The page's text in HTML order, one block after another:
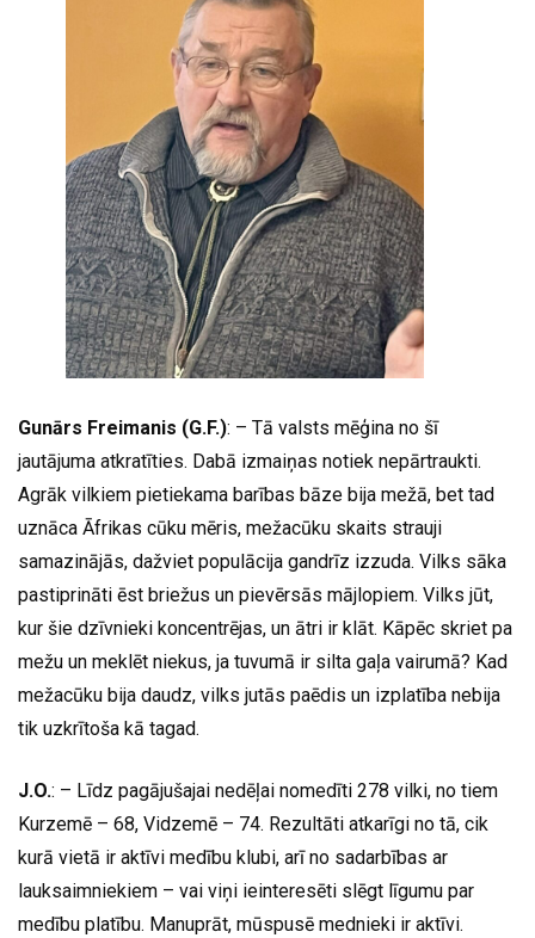
Gunārs Freimanis (G.F.): – Tā valsts mēģina no šī
jautājuma atkratīties. Dabā izmaiņas notiek nepārtraukti.
Agrāk vilkiem pietiekama barības bāze bija mežā, bet tad
uznāca Āfrikas cūku mēris, mežacūku skaits strauji
samazinājās, dažviet populācija gandrīz izzuda. Vilks sāka
pastiprināti ēst briežus un pievērsās mājlopiem. Vilks jūt,
kur šie dzīvnieki koncentrējas, un ātri ir klāt. Kāpēc skriet pa
mežu un meklēt niekus, ja tuvumā ir silta gaļa vairumā? Kad
mežacūku bija daudz, vilks jutās paēdis un izplatība nebija
tik uzkrītoša kā tagad.
J.O.: – Līdz pagājušajai nedēļai nomedīti 278 vilki, no tiem
Kurzemē – 68, Vidzemē – 74. Rezultāti atkarīgi no tā, cik
kurā vietā ir aktīvi medību klubi, arī no sadarbības ar
lauksaimniekiem – vai viņi ieinteresēti slēgt līgumu par
medību platību. Manuprāt, mūspusē mednieki ir aktīvi.